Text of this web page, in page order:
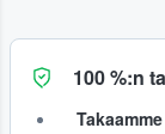
100 %:n